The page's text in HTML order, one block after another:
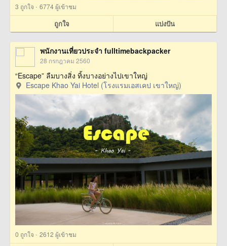
3 ถูกใจ · 6774 ผู้เข้าชม
ถูกใจ แบ่งปัน
พนักงานเที่ยวประจำ fulltimebackpacker
28 กรกฎาคม 2560
“Escape” ลืมบางสิ่ง ทิ้งบางอย่างไปเขาใหญ่
Escape Khao Yai Hotel (โรงแรมเอสเคป เขาใหญ่)
0 ถูกใจ · 2612 ผู้เข้าชม